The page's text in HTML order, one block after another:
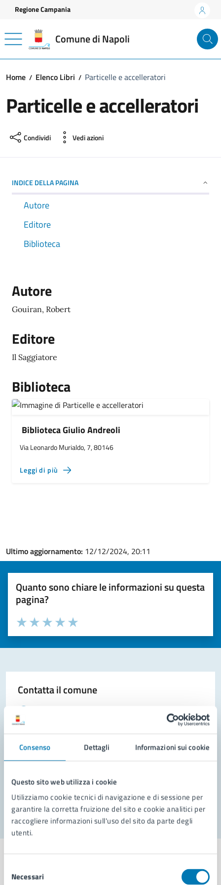
Consenso Dettagli Informazioni sui cookie
Questo sito web utilizza i cookie
Utilizziamo cookie tecnici di navigazione e di sessione per
garantire la corretta fruizione del sito e cookie analitici per
raccogliere informazioni sull'uso del sito da parte degli
utenti.
delNecessari
Vai ai contenuti
Vai al footer
Regione Campania
Comune di Napoli
Home Elenco Libri Particelle e accelleratori
Particelle e accelleratori
Condividi Vedi azioni
INDICE DELLA PAGINA
Autore
Editore
Biblioteca
Autore
Gouiran, Robert
Editore
Il Saggiatore
Biblioteca
Biblioteca Giulio Andreoli
Via Leonardo Murialdo, 7, 80146
Leggi di più
Ultimo aggiornamento: 12/12/2024, 20:11
Quanto sono chiare le informazioni su questa
pagina?
Valuta la chiarezza delle informazioni (da 1 a 5 stelle)
Seleziona il numero di stelle per valutare la chiarezza delle
Valuta 5 stelle su 5
Valuta 4 stelle su 5
Valuta 3 stelle su 5
Valuta 2 stelle su 5
Valuta 1 stelle su 5
Contatta il comune
Prenota appuntamento
Problemi in città
Segnala disservizio